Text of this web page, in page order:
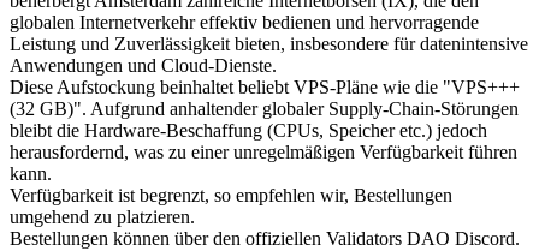
globalen Internetverkehr effektiv bedienen und hervorragende
Leistung und Zuverlässigkeit bieten, insbesondere für datenintensive
Anwendungen und Cloud-Dienste.
Diese Aufstockung beinhaltet beliebt VPS-Pläne wie die "VPS+++
(32 GB)". Aufgrund anhaltender globaler Supply-Chain-Störungen
bleibt die Hardware-Beschaffung (CPUs, Speicher etc.) jedoch
herausfordernd, was zu einer unregelmäßigen Verfügbarkeit führen
kann.
Verfügbarkeit ist begrenzt, so empfehlen wir, Bestellungen
umgehend zu platzieren.
Bestellungen können über den offiziellen Validators DAO Discord.